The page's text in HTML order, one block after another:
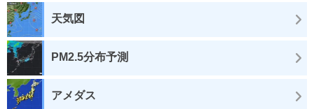
天気図
PM2.5分布予測
アメダス